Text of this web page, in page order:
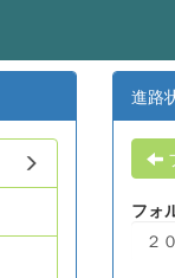
進路
フォ
２